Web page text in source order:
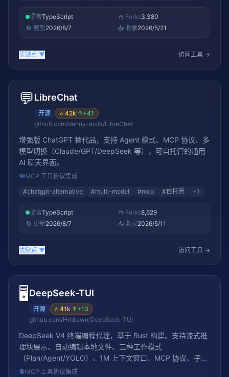
语言TypeScript 🍴 Forks3,380
🔄 更新2026/8/7 📥 收录2026/5/21
优缺点 ▼ 访问工具 →
💬LibreChat
开源 ⭐ 42k ↑+41
github.com/danny-avila/LibreChat
增强版 ChatGPT 替代品，支持 Agent 模式、MCP 协议、多
模型切换（Claude/GPT/DeepSeek 等），可自托管的通用
AI 聊天界面。
🎯MCP 工具协议集成
#chatgpt-alternative #multi-model #mcp # 自托管 +1
语言TypeScript 🍴 Forks8,629
🔄 更新2026/8/7 📥 收录2026/5/11
优缺点 ▼ 访问工具 →
🖥️ DeepSeek-TUI
开源 ⭐ 41k ↑+13
github.com/Hmbown/DeepSeek-TUI
DeepSeek V4 终端编程代理，基于 Rust 构建。支持流式推
理块展示、自动编辑本地文件、三种工作模式
（Plan/Agent/YOLO）、1M 上下文窗口、MCP 协议、子代
理协调、LSP 诊断、会话保存/恢复、工作区回滚等功能。可
🎯MCP 工具协议集成